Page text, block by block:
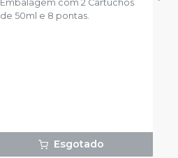
Embalagem com 2 Cartuchos
de 50ml e 8 pontas.
Esgotado